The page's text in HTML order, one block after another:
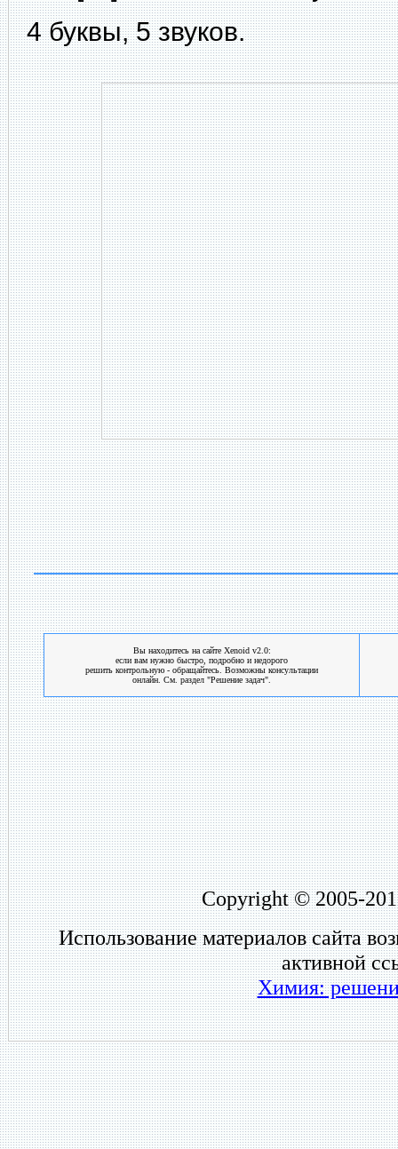
4 буквы, 5 звуков.
Вы находитесь на сайте Xenoid v2.0:
если вам нужно быстро, подробно и недорого
решить контрольную - обращайтесь. Возможны консультации
онлайн. См. раздел "Решение задач".
Copyright © 2005-
Использование материалов сайта
активной
Химия: